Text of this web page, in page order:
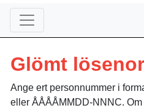
Glömt
Ange ert personnummer i
eller ÅÅÅÅMMDD-NNNC.